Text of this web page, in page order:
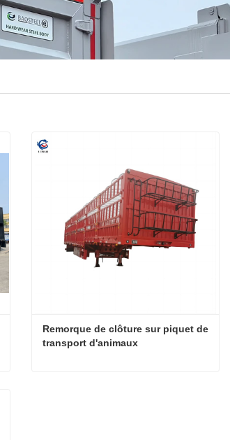
Remorque de clôture sur piquet de
transport d'animaux